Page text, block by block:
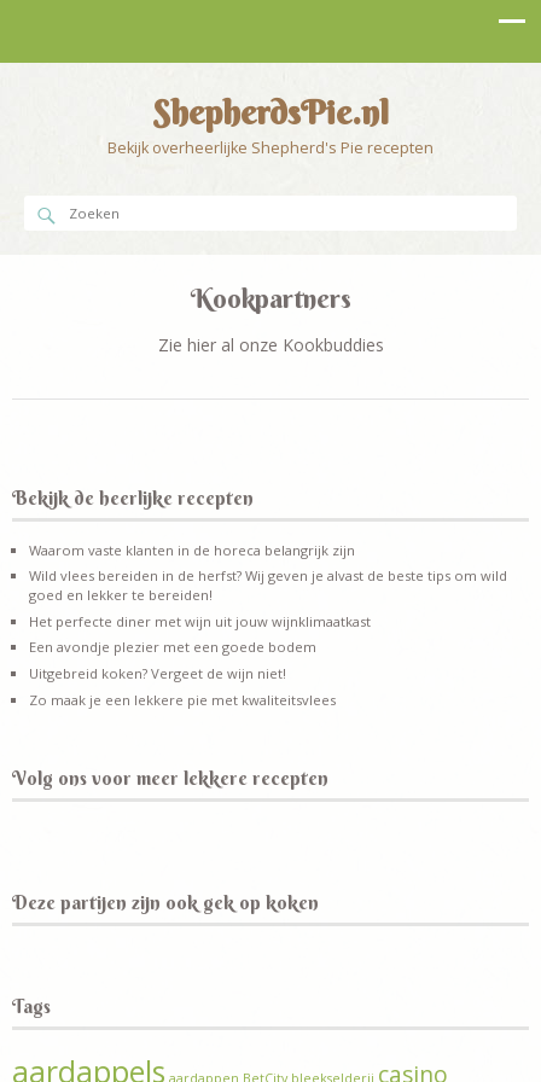
ShepherdsPie.nl
Bekijk overheerlijke Shepherd's Pie recepten
Kookpartners
Zie hier al onze Kookbuddies
Bekijk de heerlijke recepten
Waarom vaste klanten in de horeca belangrijk zijn
Wild vlees bereiden in de herfst? Wij geven je alvast de beste tips om wild
goed en lekker te bereiden!
Het perfecte diner met wijn uit jouw wijnklimaatkast
Een avondje plezier met een goede bodem
Uitgebreid koken? Vergeet de wijn niet!
Zo maak je een lekkere pie met kwaliteitsvlees
Volg ons voor meer lekkere recepten
Deze partijen zijn ook gek op koken
Tags
aardappels aardappen BetCity bleekselderij casino